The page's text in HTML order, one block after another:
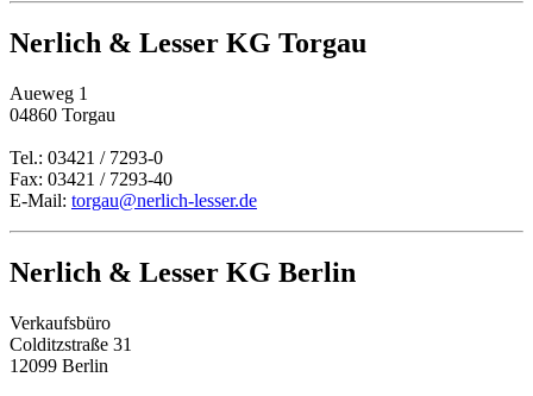
Nerlich & Lesser KG Torgau
Aueweg 1
04860 Torgau
Tel.: 03421 / 7293-0
Fax: 03421 / 7293-40
E-Mail: torgau@nerlich-lesser.de
Nerlich & Lesser KG Berlin
Verkaufsbüro
Colditzstraße 31
12099 Berlin